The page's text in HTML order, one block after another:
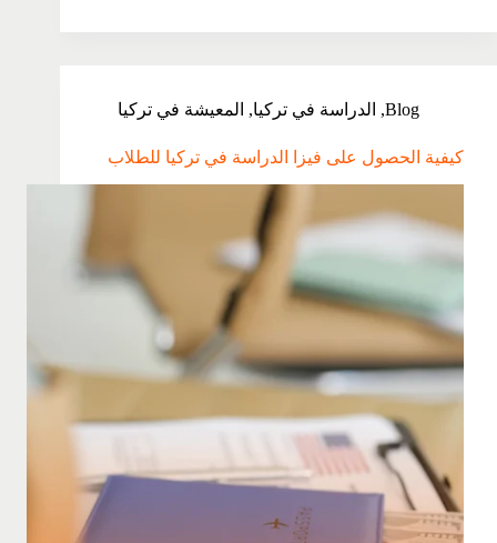
Blog
, الدراسة في تركيا, المعيشة في تركيا
كيفية الحصول على فيزا الدراسة في تركيا للطلاب